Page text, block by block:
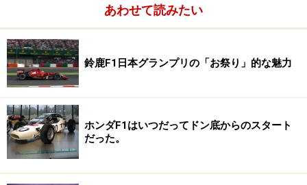
ン・ホンダのアイルトン・セナが奇跡の優勝を飾り、開
幕からの連勝を５回でストップさせたが、果たして次戦
モナコGPで彼らを止めることができるチームはあるだろ
うか？
あわせて読みたい
鈴鹿F1日本グランプリの「お祭り」的な魅力
ホンダF1はいつだってドン底からのスタート
だった。